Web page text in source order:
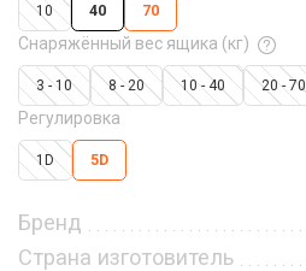
10 40 70
Снаряжённый вес ящика (кг)
3 - 10 8 - 20 10 - 40 20 - 70
Регулировка
1D 5D
Бренд
Страна изготовитель